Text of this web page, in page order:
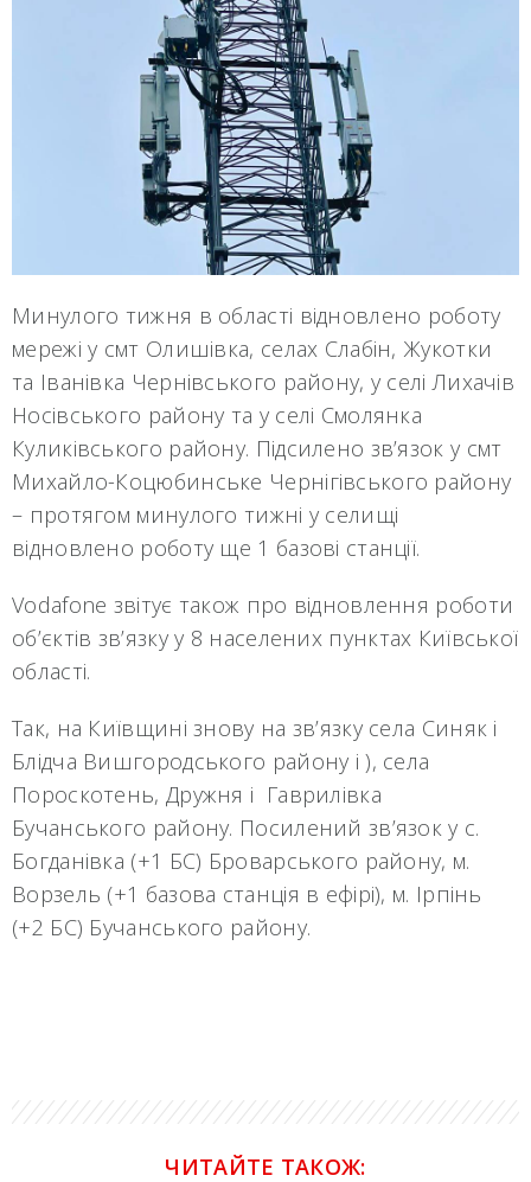
Минулого тижня в області відновлено роботу
мережі у смт Олишівка, селах Слабін, Жукотки
та Іванівка Чернівського району, у селі Лихачів
Носівського району та у селі Смолянка
Куликівського району. Підсилено зв’язок у смт
Михайло-Коцюбинське Чернігівського району
– протягом минулого тижні у селищі
відновлено роботу ще 1 базові станції.
Vodafone звітує також про відновлення роботи
об’єктів зв’язку у 8 населених пунктах Київської
області.
Так, на Київщині знову на зв’язку села Синяк і
Блідча Вишгородського району і ), села
Пороскотень, Дружня і Гаврилівка
Бучанського району. Посилений зв’язок у с.
Богданівка (+1 БС) Броварського району, м.
Ворзель (+1 базова станція в ефірі), м. Ірпінь
(+2 БС) Бучанського району.
ЧИТАЙТЕ ТАКОЖ: